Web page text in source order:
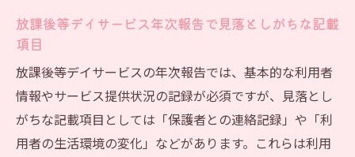
放課後等デイサービス年次報告で見落としがちな記載
項目
放課後等デイサービスの年次報告では、基本的な利用者
情報やサービス提供状況の記録が必須ですが、見落とし
がちな記載項目としては「保護者との連絡記録」や「利
用者の生活環境の変化」などがあります。これらは利用